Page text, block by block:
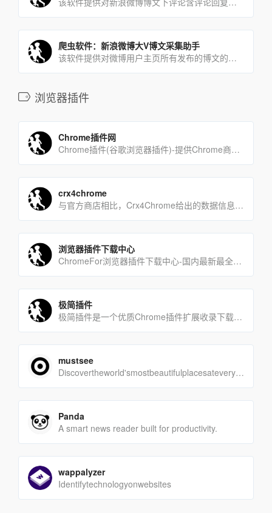
爬虫软件：新浪微博大V博文采集助手
该软件提供对微博用户主页所有发布的博文的采集下载。字段有：微博正文，mid，uid，bid，博文链接(评论链接[…]
浏览器插件
Chrome插件网
Chrome插件(谷歌浏览器插件)-提供Chrome商店中优秀的Chrome插件推荐与下载服务。Chrom[…]
crx4chrome
与官方商店相比，Crx4Chrome给出的数据信息更加全面，热门扩展排行、热门应用排行、最新扩展等不同形式的[…]
浏览器插件下载中心
ChromeFor浏览器插件下载中心-国内最新最全的浏览器chrome插件,应用,主题,下载中心。支持更新[…]
极简插件
极简插件是一个优质Chrome插件扩展收录下载网站，收录热门好用的Chrome插件扩展，国内最方便的插件下载网[…]
mustsee
Discovertheworld'smostbeautifulplacesateveryope[…]
Panda
A smart news reader built for productivity.
wappalyzer
Identifytechnologyonwebsites